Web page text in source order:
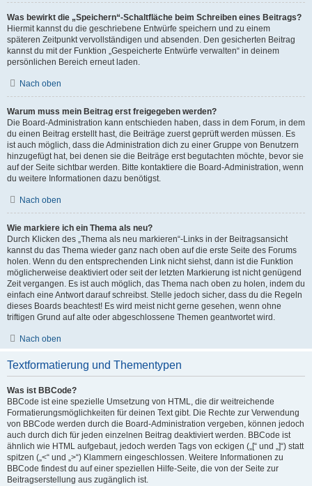
Was bewirkt die „Speichern“-Schaltfläche beim Schreiben eines Beitrags?
Hiermit kannst du die geschriebene Entwürfe speichern und zu einem
späteren Zeitpunkt vervollständigen und absenden. Den gesicherten Beitrag
kannst du mit der Funktion „Gespeicherte Entwürfe verwalten“ in deinem
persönlichen Bereich erneut laden.
Nach oben
Warum muss mein Beitrag erst freigegeben werden?
Die Board-Administration kann entschieden haben, dass in dem Forum, in dem
du einen Beitrag erstellt hast, die Beiträge zuerst geprüft werden müssen. Es
ist auch möglich, dass die Administration dich zu einer Gruppe von Benutzern
hinzugefügt hat, bei denen sie die Beiträge erst begutachten möchte, bevor sie
auf der Seite sichtbar werden. Bitte kontaktiere die Board-Administration, wenn
du weitere Informationen dazu benötigst.
Nach oben
Wie markiere ich ein Thema als neu?
Durch Klicken des „Thema als neu markieren“-Links in der Beitragsansicht
kannst du das Thema wieder ganz nach oben auf die erste Seite des Forums
holen. Wenn du den entsprechenden Link nicht siehst, dann ist die Funktion
möglicherweise deaktiviert oder seit der letzten Markierung ist nicht genügend
Zeit vergangen. Es ist auch möglich, das Thema nach oben zu holen, indem du
einfach eine Antwort darauf schreibst. Stelle jedoch sicher, dass du die Regeln
dieses Boards beachtest! Es wird meist nicht gerne gesehen, wenn ohne
triftigen Grund auf alte oder abgeschlossene Themen geantwortet wird.
Nach oben
Textformatierung und Thementypen
Was ist BBCode?
BBCode ist eine spezielle Umsetzung von HTML, die dir weitreichende
Formatierungsmöglichkeiten für deinen Text gibt. Die Rechte zur Verwendung
von BBCode werden durch die Board-Administration vergeben, können jedoch
auch durch dich für jeden einzelnen Beitrag deaktiviert werden. BBCode ist
ähnlich wie HTML aufgebaut, jedoch werden Tags von eckigen („[“ und „]“) statt
spitzen („<“ und „>“) Klammern eingeschlossen. Weitere Informationen zu
BBCode findest du auf einer speziellen Hilfe-Seite, die von der Seite zur
Beitragserstellung aus zugänglich ist.